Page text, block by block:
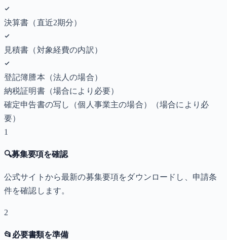
決算書（直近2期分）
見積書（対象経費の内訳）
登記簿謄本（法人の場合）
納税証明書（場合により必要）
確定申告書の写し（個人事業主の場合）
（場合により必
要）
1
🔍募集要項を確認
公式サイトから最新の募集要項をダウンロードし、申請条
件を確認します。
2
📂 必要書類を準備